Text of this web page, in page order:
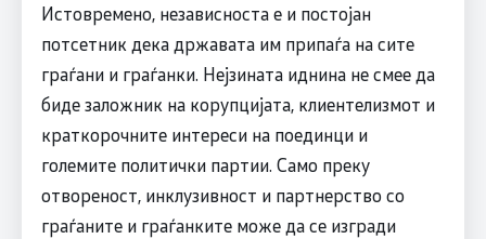
Истовремено, независноста е и постојан
потсетник дека државата им припаѓа на сите
граѓани и граѓанки. Нејзината иднина не смее да
биде заложник на корупцијата, клиентелизмот и
краткорочните интереси на поединци и
големите политички партии. Само преку
отвореност, инклузивност и партнерство со
граѓаните и граѓанките може да се изгради